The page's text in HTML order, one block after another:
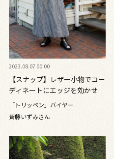
2023.08.07 00:00
【スナップ】レザー小物でコー
ディネートにエッジを効かせ
て！
「トリッペン」バイヤー
斉藤いずみさん